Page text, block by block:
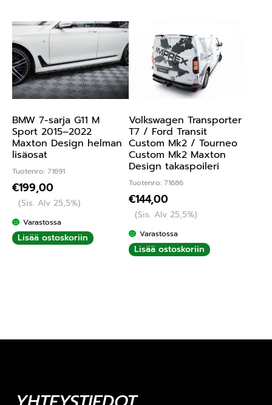
BMW 7-sarja G11 M
Sport 2015–2022
Maxton Design helman
lisäosat
Tuotenro: 71691
€199,00
(Sis. Alv 25,5%)
Varastossa
Lisää ostoskoriin
Volkswagen Transporter
T7 / Ford Transit
Custom Mk2 / Tourneo
Custom Mk2 Maxton
Design takaspoileri
Tuotenro: 71686
€144,00
(Sis. Alv 25,5%)
Varastossa
Lisää ostoskoriin